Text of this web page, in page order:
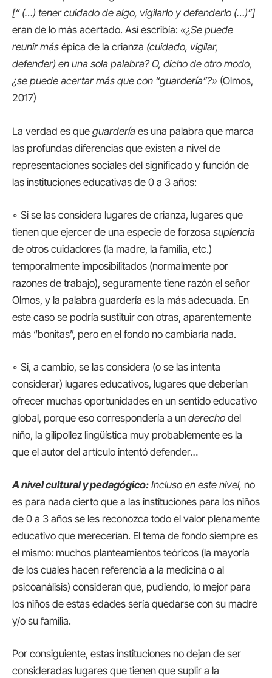
[“ (…) tener cuidado de algo, vigilarlo y defenderlo (…)”]
eran de lo más acertado. Así escribía: «¿Se puede
reunir más épica de la crianza (cuidado, vigilar,
defender) en una sola palabra? O, dicho de otro modo,
¿se puede acertar más que con “guardería”?» (Olmos,
2017)
La verdad es que guardería es una palabra que marca
las profundas diferencias que existen a nivel de
representaciones sociales del significado y función de
las instituciones educativas de 0 a 3 años:
◦ Si se las considera lugares de crianza, lugares que
tienen que ejercer de una especie de forzosa suplencia
de otros cuidadores (la madre, la familia, etc.)
temporalmente imposibilitados (normalmente por
razones de trabajo), seguramente tiene razón el señor
Olmos, y la palabra guardería es la más adecuada. En
este caso se podría sustituir con otras, aparentemente
más “bonitas”, pero en el fondo no cambiaría nada.
◦ Si, a cambio, se las considera (o se las intenta
considerar) lugares educativos, lugares que deberían
ofrecer muchas oportunidades en un sentido educativo
global, porque eso correspondería a un derecho del
niño, la gilipollez lingüística muy probablemente es la
que el autor del artículo intentó defender…
A nivel cultural y pedagógico: Incluso en este nivel, no
es para nada cierto que a las instituciones para los niños
de 0 a 3 años se les reconozca todo el valor plenamente
educativo que merecerían. El tema de fondo siempre es
el mismo: muchos planteamientos teóricos (la mayoría
de los cuales hacen referencia a la medicina o al
psicoanálisis) consideran que, pudiendo, lo mejor para
los niños de estas edades sería quedarse con su madre
y/o su familia.
Por consiguiente, estas instituciones no dejan de ser
consideradas lugares que tienen que suplir a la